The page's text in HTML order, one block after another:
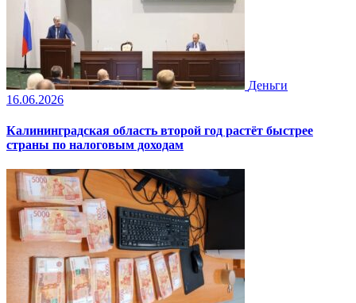
Деньги
16.06.2026
Калининградская область второй год растёт быстрее
страны по налоговым доходам